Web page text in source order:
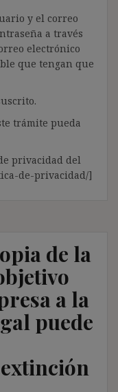
y el correo
a través
electrónico
que tengan que
trámite pueda
privacidad del
de-privacidad/]
de la
a la
puede